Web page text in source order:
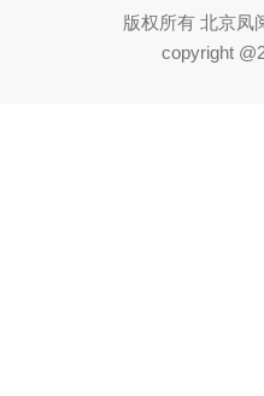
版权所有 北京凤
copyright